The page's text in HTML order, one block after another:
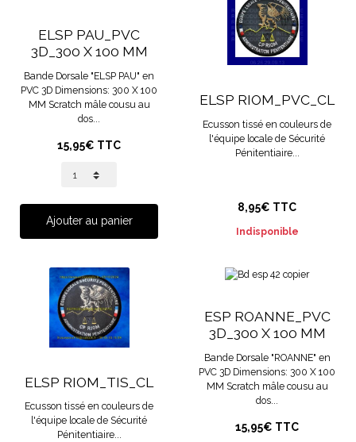
ELSP PAU_PVC
3D_300 X 100 MM
Bande Dorsale "ELSP PAU" en
PVC 3D Dimensions: 300 X 100
MM Scratch mâle cousu au
dos...
15,95€ TTC
Ajouter au panier
ELSP RIOM_PVC_CL
Ecusson tissé en couleurs de
l'équipe locale de Sécurité
Pénitentiaire...
8,95€ TTC
Indisponible
ELSP RIOM_TIS_CL
Ecusson tissé en couleurs de
l'équipe locale de Sécurité
Pénitentiaire...
ESP ROANNE_PVC
3D_300 X 100 MM
Bande Dorsale "ROANNE" en
PVC 3D Dimensions: 300 X 100
MM Scratch mâle cousu au
dos...
15,95€ TTC